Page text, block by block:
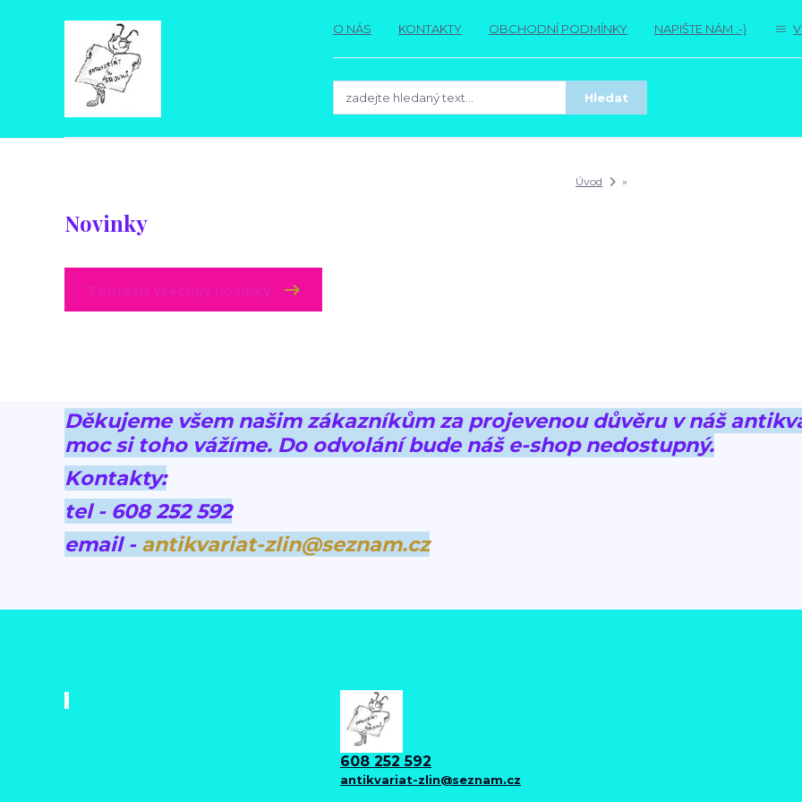
O NÁS KONTAKTY OBCHODNÍ PODMÍNKY NAPIŠTE NÁM :-)
Hledat
Úvod »
Novinky
Děkujeme všem našim zákazníkům za projevenou důvěru v náš
moc si toho vážíme. Do odvolání bude náš e-shop nedostupný.
Kontakty:
tel - 608 252 592
email - antikvariat-zlin@seznam.cz
608 252 592
antikvariat-zlin@seznam.cz